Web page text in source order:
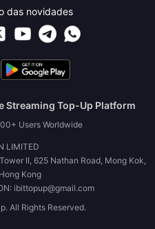
das novidades
Streaming Top-Up Platform
Users Worldwide
LIMITED
II, 625 Nathan Road, Mong Kok,
Kong
ibittopup@gmail.com
All Rights Reserved.